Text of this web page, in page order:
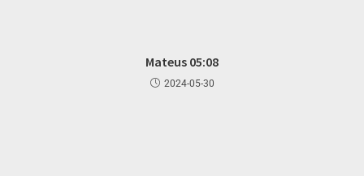
Mateus 05:08
2024-05-30